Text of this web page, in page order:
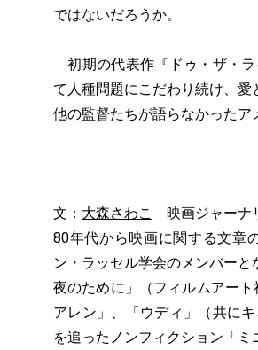
ではないだろうか。
初期の代表作『ドゥ・ザ・
て人種問題にこだわり続け、愛
他の監督たちが語らなかったア
文： 大森さわこ
映画ジャーナ
80年代から映画に関する文章
ン・ラッセル学会のメンバー
夜のために」（フィルムアー
アレン」、「ウディ」（共に
を追ったノンフィクション「